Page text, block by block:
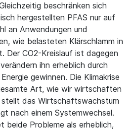
beschränken sich
hergestellten PFAS nur auf
an Anwendungen und
wie belasteten Klärschlamm in
Der CO2-Kreislauf ist dagegen
ihn erheblich durch
gewinnen. Die Klimakrise
Art, wie wir wirtschaften
stellt das Wirtschaftswachstum
nach einem Systemwechsel.
beide Probleme als erheblich,